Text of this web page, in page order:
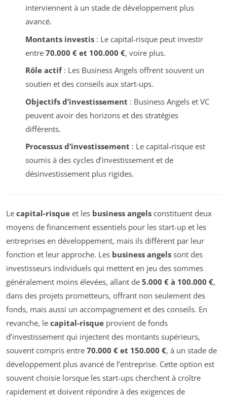
interviennent à un stade de développement plus
avancé.
Montants investis: Le capital-risque peut investir
entre 70.000 € et 100.000 €, voire plus.
Rôle actif: Les Business Angels offrent souvent un
soutien et des conseils aux start-ups.
Objectifs d’investissement : Business Angels et VC
peuvent avoir des horizons et des stratégies
différents.
Processus d’investissement : Le capital-risque est
soumis à des cycles d’investissement et de
désinvestissement plus rigides.
Le capital-risque et les business angels constituent deux
moyens de financement essentiels pour les start-up et les
entreprises en développement, mais ils diffèrent par leur
fonction et leur approche. Les business angels sont des
investisseurs individuels qui mettent en jeu des sommes
généralement moins élevées, allant de 5.000 € à 100.000 €,
dans des projets prometteurs, offrant non seulement des
fonds, mais aussi un accompagnement et des conseils. En
revanche, le capital-risque provient de fonds
d’investissement qui injectent des montants supérieurs,
souvent compris entre 70.000 € et 150.000 €, à un stade de
développement plus avancé de l’entreprise. Cette option est
souvent choisie lorsque les start-ups cherchent à croître
rapidement et doivent répondre à des exigences de